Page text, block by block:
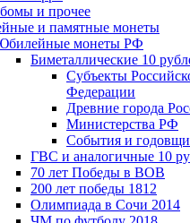
и прочее
и памятные монеты
монеты РФ
Биметаллические 10
Субъекты
Федерации
Древние города
Министерства РФ
События и
ГВС и аналогичные 10
70 лет Победы в ВОВ
200 лет победы 1812
Олимпиада в Сочи 2014